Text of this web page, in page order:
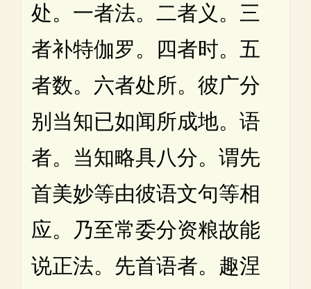
处。一者法。二者义。三
者补特伽罗。四者时。五
者数。六者处所。彼广分
别当知已如闻所成地。语
者。当知略具八分。谓先
首美妙等由彼语文句等相
应。乃至常委分资粮故能
说正法。先首语者。趣涅